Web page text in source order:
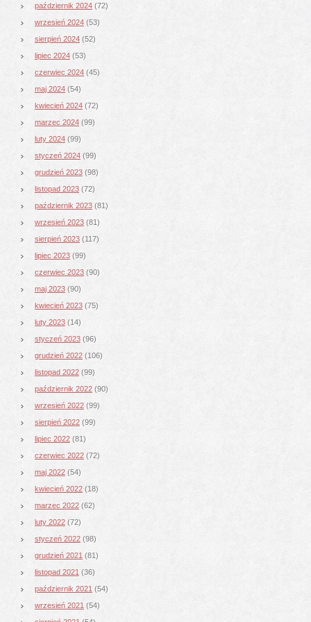
październik 2024 (72)
wrzesień 2024 (53)
sierpień 2024 (52)
lipiec 2024 (53)
czerwiec 2024 (45)
maj 2024 (54)
kwiecień 2024 (72)
marzec 2024 (99)
luty 2024 (99)
styczeń 2024 (99)
grudzień 2023 (98)
listopad 2023 (72)
październik 2023 (81)
wrzesień 2023 (81)
sierpień 2023 (117)
lipiec 2023 (99)
czerwiec 2023 (90)
maj 2023 (90)
kwiecień 2023 (75)
luty 2023 (14)
styczeń 2023 (96)
grudzień 2022 (106)
listopad 2022 (99)
październik 2022 (90)
wrzesień 2022 (99)
sierpień 2022 (99)
lipiec 2022 (81)
czerwiec 2022 (72)
maj 2022 (54)
kwiecień 2022 (18)
marzec 2022 (62)
luty 2022 (72)
styczeń 2022 (98)
grudzień 2021 (81)
listopad 2021 (36)
październik 2021 (54)
wrzesień 2021 (54)